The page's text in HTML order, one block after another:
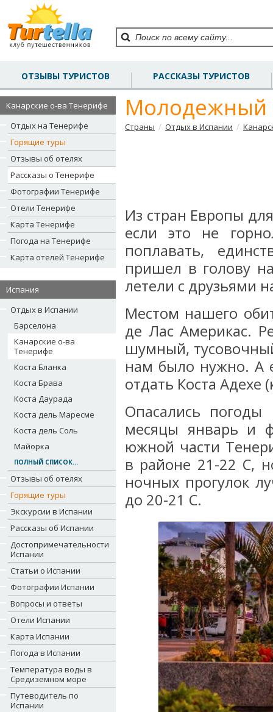
ОТЗЫВЫ ТУРИСТОВ РАССКАЗЫ ТУРИСТОВ
Канарские о-ва Тенерифе
Отдых на Тенерифе
Горящие туры
Отзывы об отелях
Рассказы о Тенерифе
Фотографии Тенерифе
Отели Тенерифе
Карта Тенерифе
Погода на Тенерифе
Карта отелей Тенерифе
Испания
Отдых в Испании
Барселона
Канарские о-ва
Тенерифе
Коста Бланка
Коста Брава
Коста Даурада
Коста дель Маресме
Коста дель Соль
Майорка
ПОЛНЫЙ СПИСОК...
Отзывы об отелях
Горящие туры
Экскурсии в Испании
Рассказы об Испании
Достопримечательности
Испании
Статьи о Испании
Фотографии Испании
Вопросы и ответы
Отели Испании
Карта Испании
Погода в Испании
Температура воды в
Средиземном море
Путеводитель по
Испании
Молодежный
Страны / Отдых в Испании /
Из стран Европы
если это не
поплавать,
пришел в голову
летели с друзьями
Местом нашего
де Лас Америкас.
шумный,
нам было нужно. А
отдать Коста Адехе
Опасались
месяцы январь и
южной части
в районе 21-22 С,
ночных прогулок
до 20-21 С.